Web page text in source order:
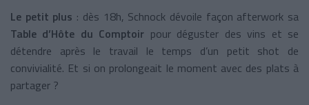
Le petit plus : dès 18h, Schnock dévoile façon afterwork sa
Table d’Hôte du Comptoir pour déguster des vins et se
détendre après le travail le temps d’un petit shot de
convivialité. Et si on prolongeait le moment avec des plats à
partager ?